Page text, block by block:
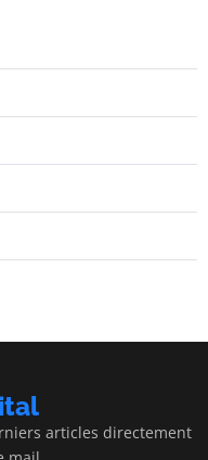
articles directement